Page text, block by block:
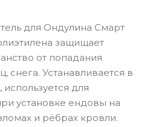
для Ондулина Смарт
защищает
от попадания
снега. Устанавливается в
используется для
установке ендовы на
и рёбрах кровли.